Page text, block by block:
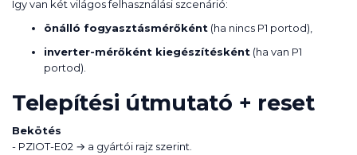
Így van két világos felhasználási szcenárió:
önálló fogyasztásmérőként (ha nincs P1 portod),
inverter-mérőként kiegészítésként (ha van P1
portod).
Telepítési útmutató + reset
Bekötés
- PZIOT-E02 → a gyártói rajz szerint.